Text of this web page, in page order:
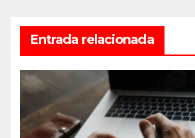
Entrada relacionada